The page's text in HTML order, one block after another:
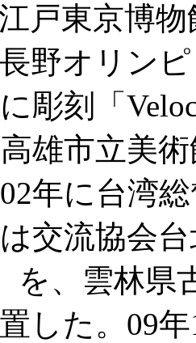
戸東京博
野オリン
彫刻「
雄市立美
年に台湾
交流協会
を、雲林
置した。09